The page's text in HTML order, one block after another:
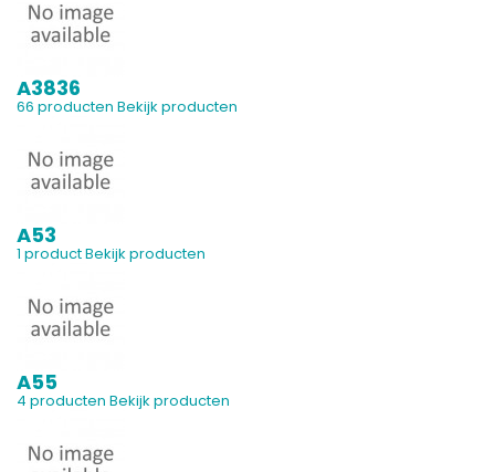
A3836
66 producten Bekijk producten
A53
1 productBekijk producten
A55
4 producten Bekijk producten